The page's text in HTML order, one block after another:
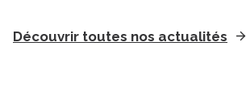
Découvrir toutes nos actualités